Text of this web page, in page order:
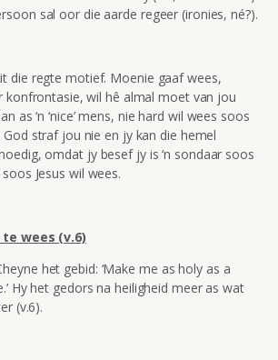
sal oor die aarde regeer (ironies, né?).
die regte motief. Moenie gaaf wees,
konfrontasie, wil hê almal moet van jou
as ‘n ‘nice’ mens, nie hard wil wees soos
straf jou nie en jy kan die hemel
omdat jy besef jy is ‘n sondaar soos
Jesus wil wees.
wees (v.6)
het gebid: ‘Make me as holy as a
Hy het gedors na heiligheid meer as wat
(v.6).